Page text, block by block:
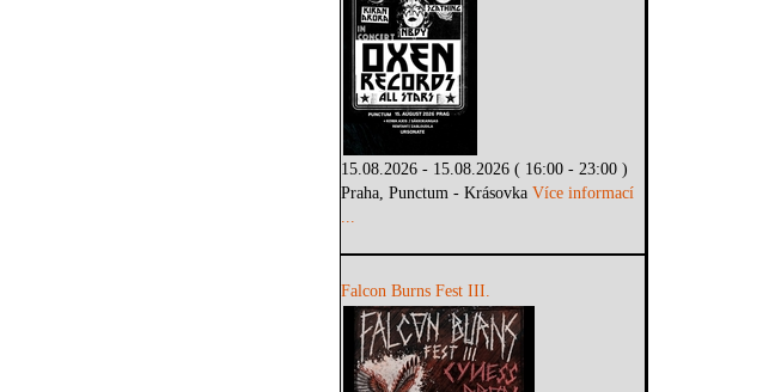
15.08.2026 - 15.08.2026 ( 16:00 - 23:00 )
Praha, Punctum - KrásovkaVíce informací
...
Falcon Burns Fest III.